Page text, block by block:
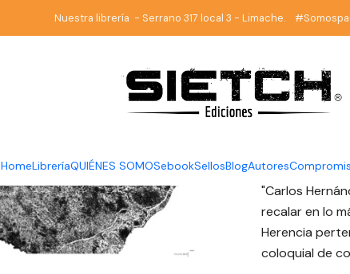
HomeLibreríaQUIÉNES SOMOSebookSellosBlogAutores
Nuestra librería - Serrano 317 local 3 - Limache.
Librería Poesía Herencia - Carlos Hernández -
|
DESCRIPCIÓN
"Carlos
recalar en lo
Herencia
coloquial de